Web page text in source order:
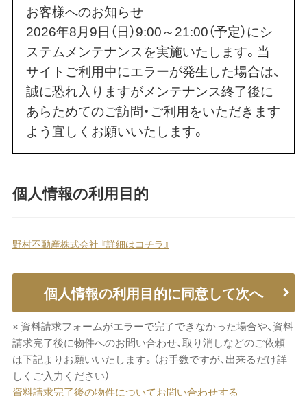
お客様へのお知らせ
2026年8月9日（日）9:00～21:00（予定）にシ
ステムメンテナンスを実施いたします。当
サイトご利用中にエラーが発生した場合は、
誠に恐れ入りますがメンテナンス終了後に
あらためてのご訪問・ご利用をいただきます
よう宜しくお願いいたします。
個人情報の利用目的
野村不動産株式会社 『詳細はコチラ』
個人情報の利用目的に同意して次へ
※ 資料請求フォームがエラーで完了できなかった場合や、資料
請求完了後に物件へのお問い合わせ、取り消しなどのご依頼
は下記よりお願いいたします。（お手数ですが、出来るだけ詳
しくご入力ください）
資料請求完了後の物件についてお問い合わせする